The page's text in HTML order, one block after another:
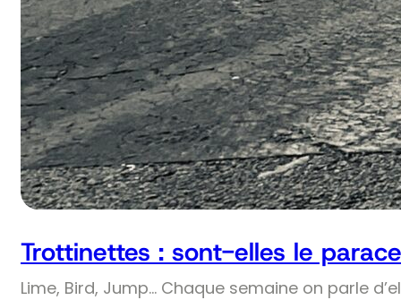
Trottinettes : sont-elles le
Lime, Bird, Jump… Chaque semaine on parle